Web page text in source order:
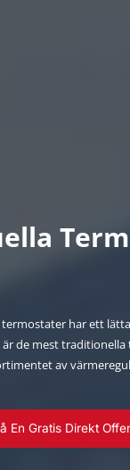
har ett
är de mest
av
En Gratis Direkt